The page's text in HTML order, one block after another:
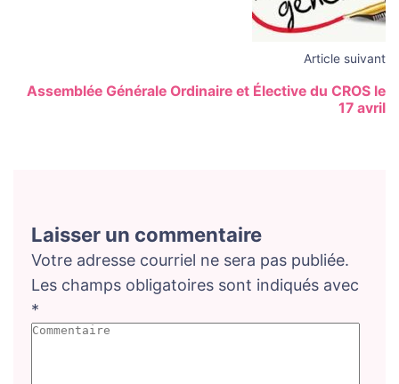
Article suivant
Assemblée Générale Ordinaire et Élective du CROS le
17 avril
Laisser un commentaire
Votre adresse courriel ne sera pas publiée.
Les champs obligatoires sont indiqués avec
*